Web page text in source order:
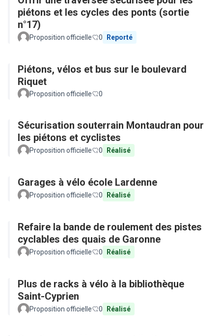
piétons et les cycles des ponts (sortie
n°17)
Proposition officielle 0 Reporté
Piétons, vélos et bus sur le boulevard
Riquet
Proposition officielle 0
Sécurisation souterrain Montaudran pour
les piétons et cyclistes
Proposition officielle 0 Réalisé
Garages à vélo école Lardenne
Proposition officielle 0 Réalisé
Refaire la bande de roulement des pistes
cyclables des quais de Garonne
Proposition officielle 0 Réalisé
Plus de racks à vélo à la bibliothèque
Saint-Cyprien
Proposition officielle 0 Réalisé